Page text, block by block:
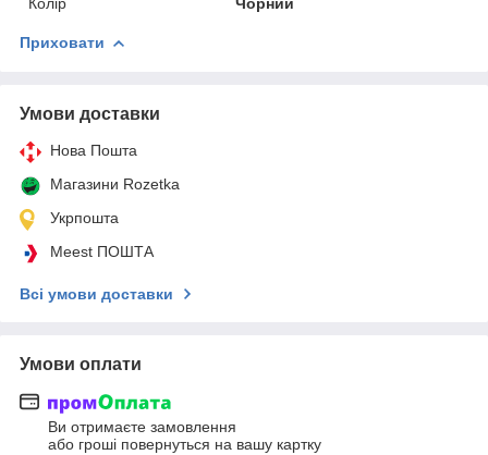
Приховати
Умови доставки
Нова Пошта
Магазини Rozetka
Укрпошта
Meest ПОШТА
Всі умови доставки
Умови оплати
Ви отримаєте замовлення
або гроші повернуться на вашу картку